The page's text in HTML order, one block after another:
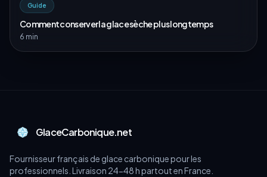
Guide
Comment conserver la glace sèche plus longtemps
6 min
GlaceCarbonique.net
Fournisseur français de glace carbonique pour les
professionnels. Livraison 24-48 h partout en France.